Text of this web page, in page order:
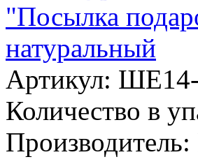
"Посылка
натуральный
Артикул:
Количество в
Производитель: